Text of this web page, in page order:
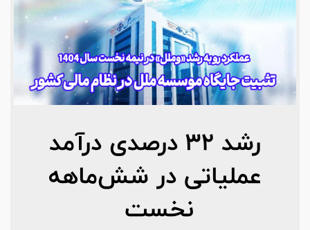
رشد 32 درصدی درآمد
عملیاتی در شش‌ماهه
نخست